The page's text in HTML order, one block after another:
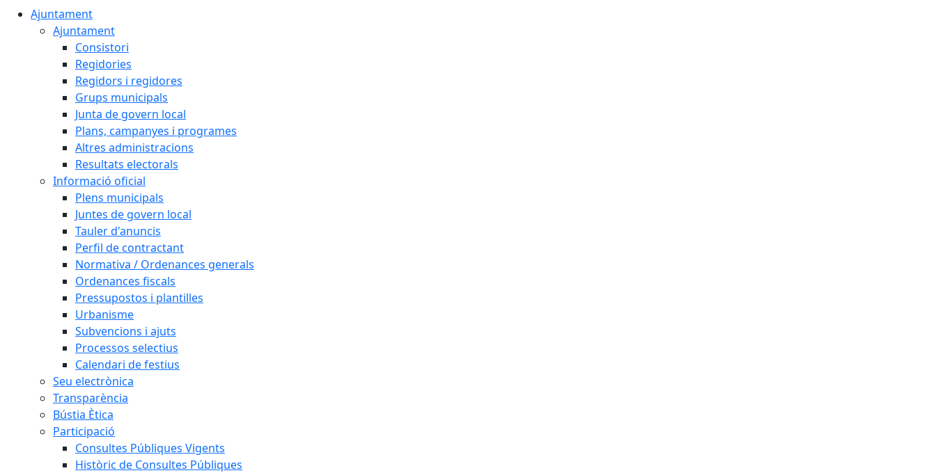
Ajuntament
Ajuntament
Consistori
Regidories
Regidors i regidores
Grups municipals
Junta de govern local
Plans, campanyes i programes
Altres administracions
Resultats electorals
Informació oficial
Plens municipals
Juntes de govern local
Tauler d'anuncis
Perfil de contractant
Normativa / Ordenances generals
Ordenances fiscals
Pressupostos i plantilles
Urbanisme
Subvencions i ajuts
Processos selectius
Calendari de festius
Seu electrònica
Transparència
Bústia Ètica
Participació
Consultes Públiques Vigents
Històric de Consultes Públiques